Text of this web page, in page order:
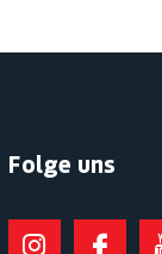
Folge uns